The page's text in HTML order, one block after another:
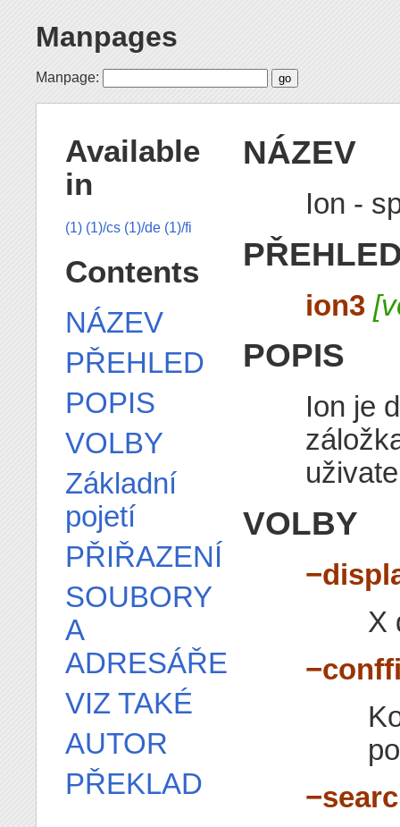
Manpages
Manpage:
NÁZEV
Ion -
ion3
POPIS
Ion je
VOLBY
X
Available
in
(1) (1)/cs (1)/de (1)/fi
Contents
NÁZEV
PŘEHLED
POPIS
VOLBY
Základní
pojetí
PŘIŘAZENÍ
SOUBORY
A
ADRESÁŘE
VIZ TAKÉ
AUTOR
PŘEKLAD